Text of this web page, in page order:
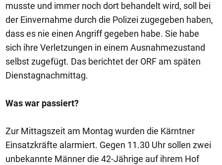
musste und immer noch dort behandelt wird, soll bei
der Einvernahme durch die Polizei zugegeben haben,
dass es nie einen Angriff gegeben habe. Sie habe
sich ihre Verletzungen in einem Ausnahmezustand
selbst zugefügt. Das berichtet der ORF am späten
Dienstagnachmittag.
Was war passiert?
Zur Mittagszeit am Montag wurden die Kärntner
Einsatzkräfte alarmiert. Gegen 11.30 Uhr sollen zwei
unbekannte Männer die 42-Jährige auf ihrem Hof